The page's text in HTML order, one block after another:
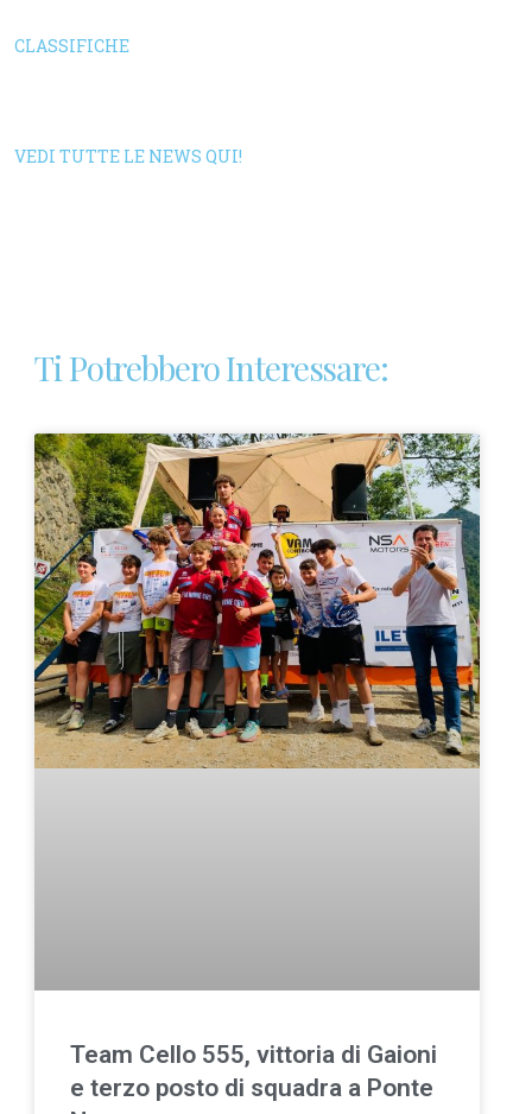
CLASSIFICHE
VEDI TUTTE LE NEWS QUI!
Ti Potrebbero Interessare:
Team Cello 555, vittoria di Gaioni
e terzo posto di squadra a Ponte